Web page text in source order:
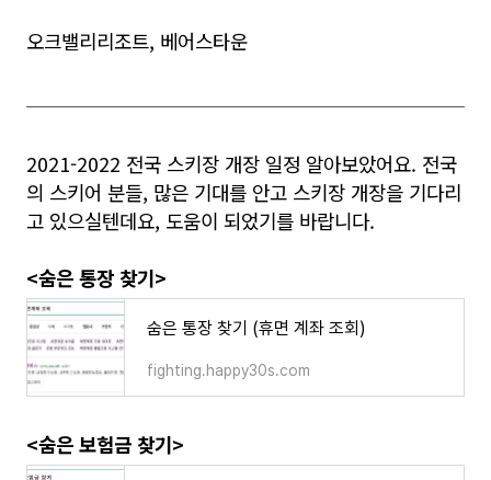
오크밸리리조트, 베어스타운
2021-2022 전국 스키장 개장 일정 알아보았어요. 전국
의 스키어 분들, 많은 기대를 안고 스키장 개장을 기다리
고 있으실텐데요, 도움이 되었기를 바랍니다.
<숨은 통장 찾기>
숨은 통장 찾기 (휴면 계좌 조회)
fighting.happy30s.com
<숨은 보험금 찾기>